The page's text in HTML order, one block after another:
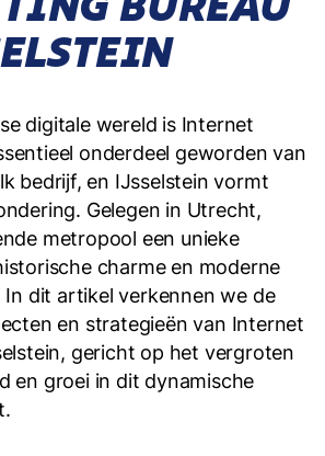
digitale wereld is Internet
onderdeel geworden van
bedrijf, en IJsselstein vormt
Gelegen in Utrecht,
metropool een unieke
charme en moderne
In dit artikel verkennen we de
en strategieën van Internet
gericht op het vergroten
en groei in dit dynamische